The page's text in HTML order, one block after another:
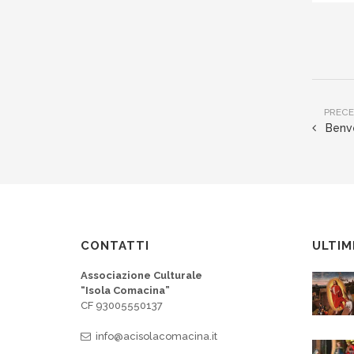
CONTATTI
Associazione Culturale
“Isola Comacina”
CF 93005550137
info@acisolacomacina.it